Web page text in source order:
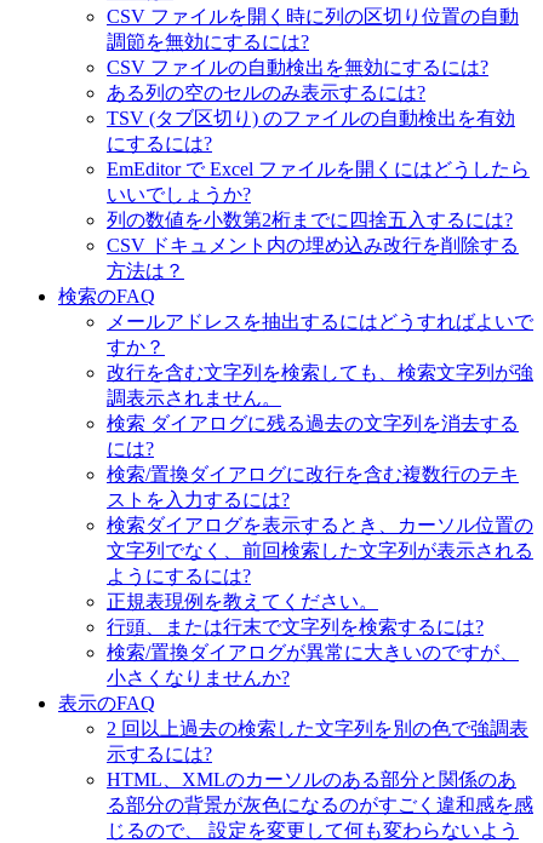
CSV ファイルを開く時に列の区切り位置の自動
調節を無効にするには?
CSV ファイルの自動検出を無効にするには?
ある列の空のセルのみ表示するには?
TSV (タブ区切り) のファイルの自動検出を有効
にするには?
EmEditor で Excel ファイルを開くにはどうしたら
いいでしょうか?
列の数値を小数第2桁までに四捨五入するには?
CSV ドキュメント内の埋め込み改行を削除する
方法は？
検索のFAQ
メールアドレスを抽出するにはどうすればよいで
すか？
改行を含む文字列を検索しても、検索文字列が強
調表示されません。
検索 ダイアログに残る過去の文字列を消去する
には?
検索/置換ダイアログに改行を含む複数行のテキ
ストを入力するには?
検索ダイアログを表示するとき、カーソル位置の
文字列でなく、前回検索した文字列が表示される
ようにするには?
正規表現例を教えてください。
行頭、または行末で文字列を検索するには?
検索/置換ダイアログが異常に大きいのですが、
小さくなりませんか?
表示のFAQ
2 回以上過去の検索した文字列を別の色で強調表
示するには?
HTML、XMLのカーソルのある部分と関係のあ
る部分の背景が灰色になるのがすごく違和感を感
じるので、 設定を変更して何も変わらないよう